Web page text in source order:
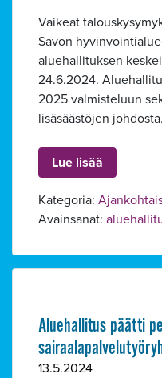
Vaikeat
Savon
aluehallituksen
24.6.2024.
2025 valmisteluun
lisäsäästöjen
Lue lisää
Kategoria:
Avainsanat:
Aluehallitus päätti
13.5.2024